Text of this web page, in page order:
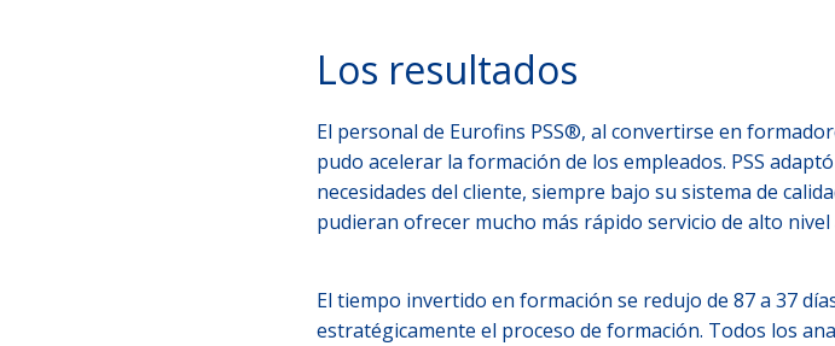
Los resultados
El personal de Eurofins PSS®, al convertirse en
pudo acelerar la formación de los empleados. PSS
necesidades del cliente, siempre bajo su sistema de
pudieran ofrecer mucho más rápido servicio de alto nivel
El tiempo invertido en formación se redujo de 87 a 37
estratégicamente el proceso de formación. Todos los